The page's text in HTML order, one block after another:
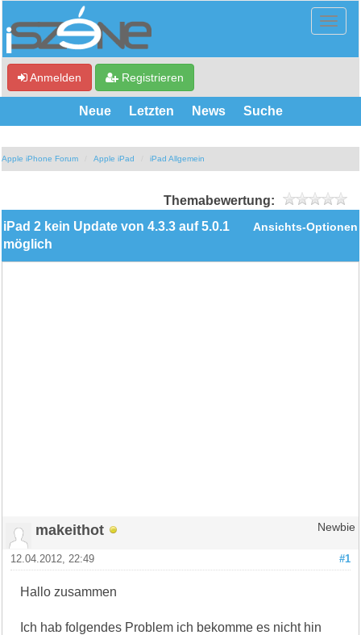
Anmelden Registrieren
Neue Letzten News Suche
Apple iPhone Forum Apple iPad iPad Allgemein
Themabewertung:
Ansichts-Optionen
iPad 2 kein Update von 4.3.3 auf 5.0.1
möglich
makeithot Newbie
#1
12.04.2012, 22:49
Hallo zusammen
Ich hab folgendes Problem ich bekomme es nicht hin